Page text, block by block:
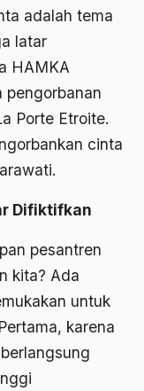
adalah tema
latar
HAMKA
pengorbanan
Porte Etroite.
cinta
Difiktifkan
pesantren
kita? Ada
untuk
karena